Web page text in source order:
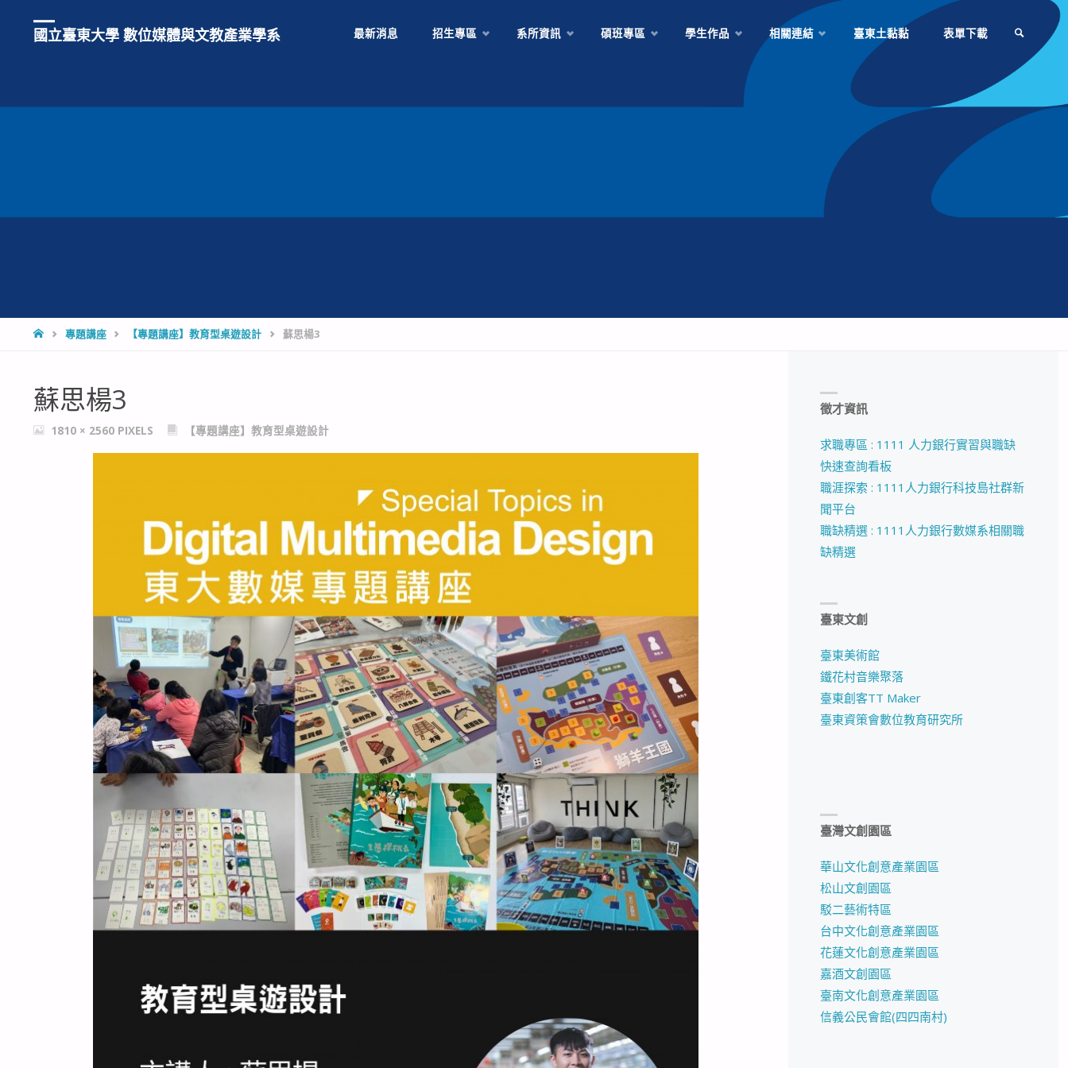
國立臺東大學 數位媒體與文教產業學系 最新消息 招生專區 系所資訊 碩班專區 學生作品 相關連結 臺東土黏黏 表單下載
HOME專題講座 【專題講座】教育型桌遊設計 蘇思楊3
蘇思楊3
FULL1810 × 2560 PIXELS 【專題講座】教育型桌遊設計
徵才資訊
求職專區 : 1111 人力銀行實習與職缺
快速查詢看板
職涯探索 : 1111人力銀行科技島社群新
聞平台
職缺精選 : 1111人力銀行數媒系相關職
缺精選
臺東文創
臺東美術館
鐵花村音樂聚落
臺東創客TT Maker
臺東資策會數位教育研究所
臺灣文創園區
華山文化創意產業園區
松山文創園區
駁二藝術特區
台中文化創意產業園區
花蓮文化創意產業園區
嘉酒文創園區
臺南文化創意產業園區
信義公民會館(四四南村)